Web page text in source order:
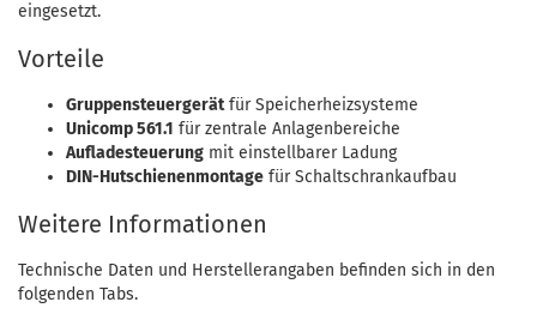
eingesetzt.
Vorteile
Gruppensteuergerätfür Speicherheizsysteme
Unicomp 561.1 für zentrale Anlagenbereiche
Aufladesteuerung mit einstellbarer Ladung
DIN-Hutschienenmontage für Schaltschrankaufbau
Weitere Informationen
Technische Daten und Herstellerangaben befinden sich in den
folgenden Tabs.